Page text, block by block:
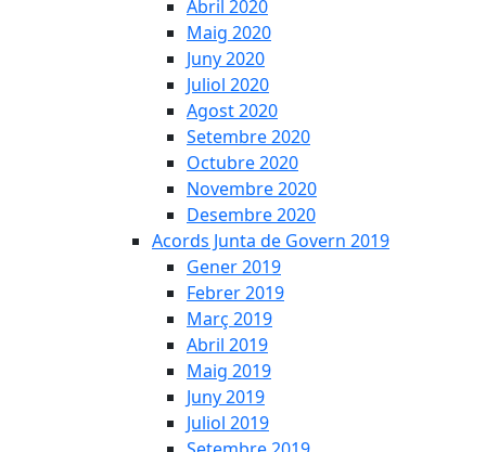
Abril 2020
Maig 2020
Juny 2020
Juliol 2020
Agost 2020
Setembre 2020
Octubre 2020
Novembre 2020
Desembre 2020
Acords Junta de Govern 2019
Gener 2019
Febrer 2019
Març 2019
Abril 2019
Maig 2019
Juny 2019
Juliol 2019